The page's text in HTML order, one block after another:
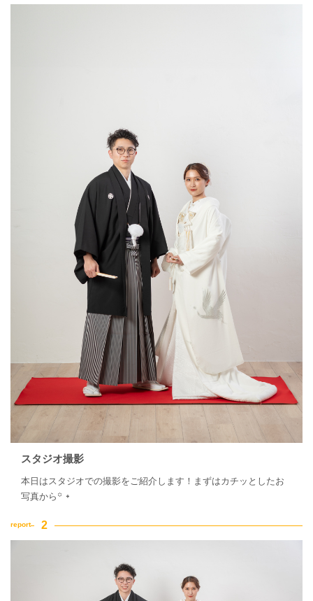
スタジオ撮影
本日はスタジオでの撮影をご紹介します！まずはカチッとしたお
写真から꙳ ᛭